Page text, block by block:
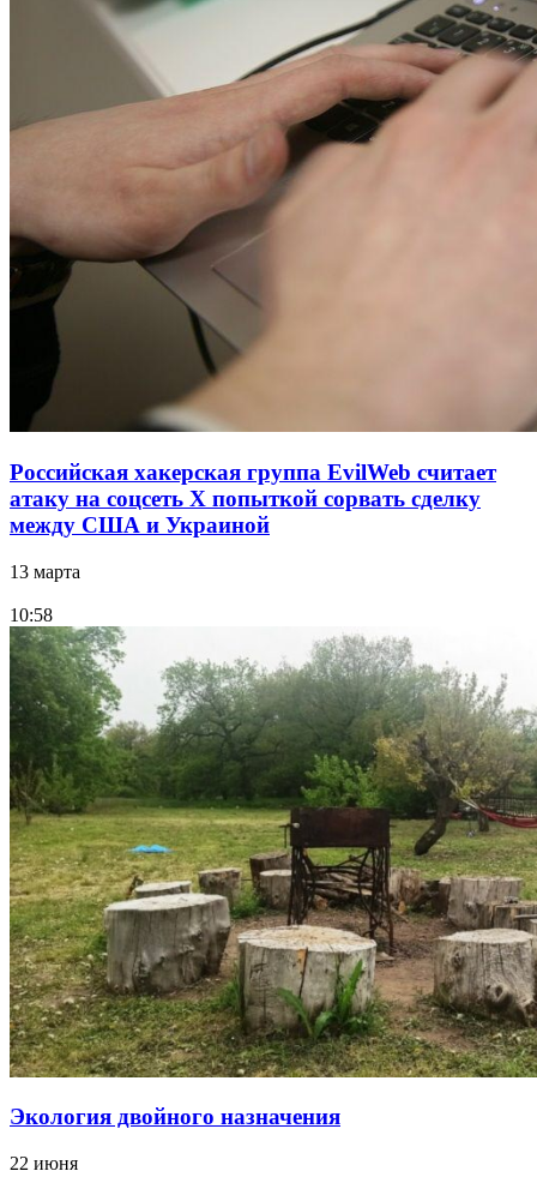
Российская хакерская группа EvilWeb считает
атаку на соцсеть Х попыткой сорвать сделку
между США и Украиной
13 марта
10:58
Экология двойного назначения
22 июня